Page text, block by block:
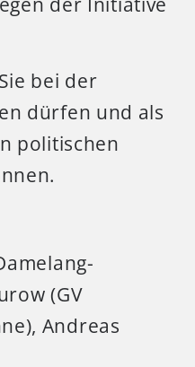
bei der
dürfen und als
politischen
(GV
Andreas